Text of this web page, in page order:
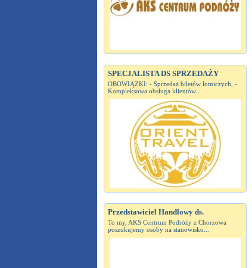
SPECJALISTA DS SPRZEDAŻY
OBOWIĄZKI: - Sprzedaż biletów lotniczych, -
Kompleksowa obsługa klientów...
Przedstawiciel Handlowy ds.
To my, AKS Centrum Podróży z Chorzowa
poszukujemy osoby na stanowisko...